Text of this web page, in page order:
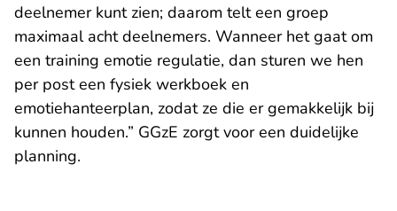
deelnemer kunt zien; daarom telt een groep
maximaal acht deelnemers. Wanneer het gaat om
een training emotie regulatie, dan sturen we hen
per post een fysiek werkboek en
emotiehanteerplan, zodat ze die er gemakkelijk bij
kunnen houden.” GGzE zorgt voor een duidelijke
planning.